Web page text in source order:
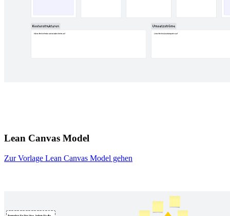
Lean Canvas Model
Zur Vorlage Lean Canvas Model gehen